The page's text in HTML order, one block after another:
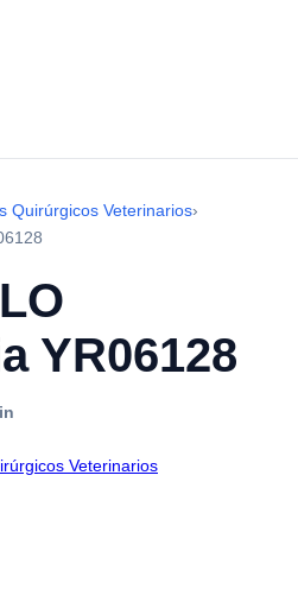
Quirúrgicos Veterinarios›
YR06128
Veterinarios